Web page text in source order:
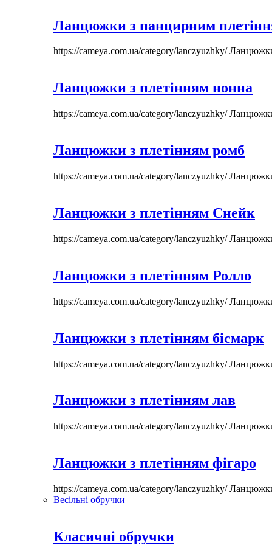
Ланцюжки з панцирним
https://cameya.com.ua/category/lanczyuzhky/
Ланцюжки з плетінням нонна
https://cameya.com.ua/category/lanczyuzhky/
Ланцюжки з плетінням ромб
https://cameya.com.ua/category/lanczyuzhky/
Ланцюжки з плетінням Снейк
https://cameya.com.ua/category/lanczyuzhky/
Ланцюжки з плетінням Ролло
https://cameya.com.ua/category/lanczyuzhky/
Ланцюжки з плетінням бісмарк
https://cameya.com.ua/category/lanczyuzhky/
Ланцюжки з плетінням лав
https://cameya.com.ua/category/lanczyuzhky/
Ланцюжки з плетінням фігаро
https://cameya.com.ua/category/lanczyuzhky/
Весільні обручки
Класичні обручки